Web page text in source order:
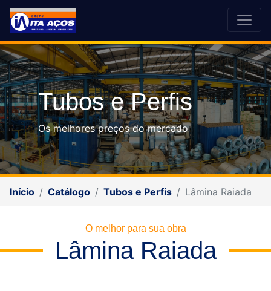
Tubos e Perfis
Os melhores preços do mercado
Início Catálogo Tubos e Perfis Lâmina Raiada
O melhor para sua obra
Lâmina Raiada